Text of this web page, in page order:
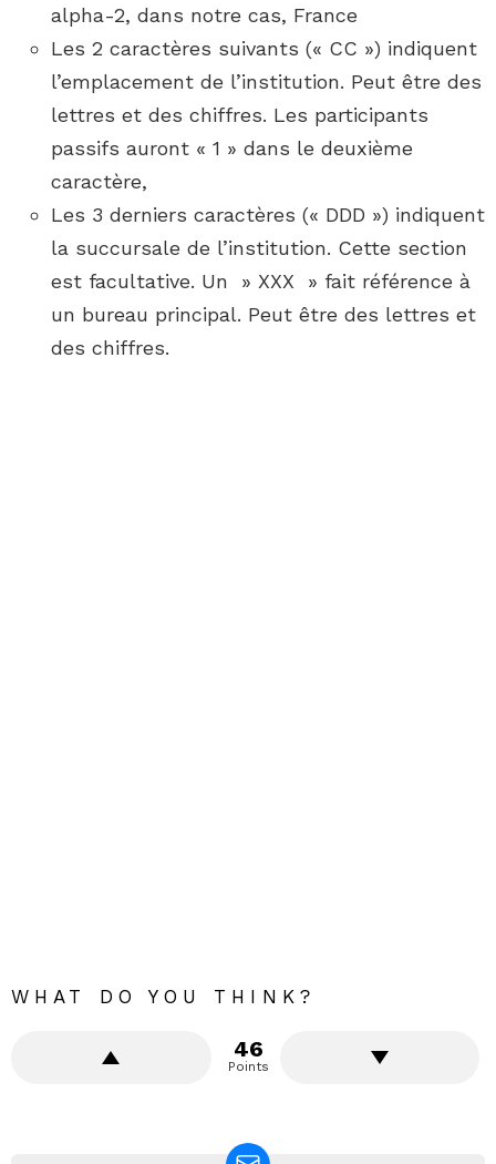
alpha-2, dans notre cas, France
Les 2 caractères suivants (« CC ») indiquent
l’emplacement de l’institution. Peut être des
lettres et des chiffres. Les participants
passifs auront « 1 » dans le deuxième
caractère,
Les 3 derniers caractères (« DDD ») indiquent
la succursale de l’institution. Cette section
est facultative. Un » XXX » fait référence à
un bureau principal. Peut être des lettres et
des chiffres.
WHAT DO YOU THINK?
46
Points